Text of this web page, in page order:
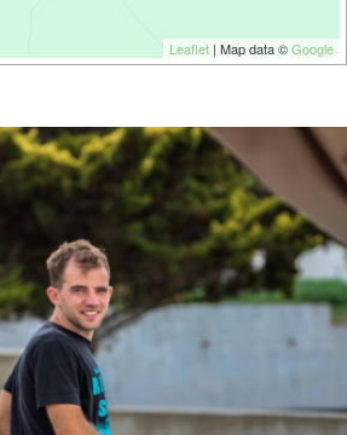
Leaflet | Map data ©Google